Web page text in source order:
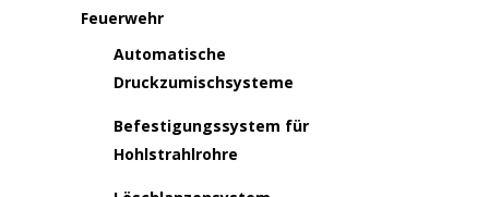
Feuerwehr
Automatische
Druckzumischsysteme
Befestigungssystem für
Hohlstrahlrohre